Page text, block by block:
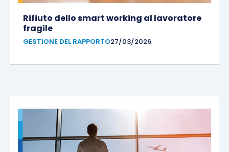
Rifiuto dello smart working al lavoratore
fragile
GESTIONE DEL RAPPORTO27/03/2026